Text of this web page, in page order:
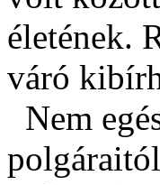
életének.
váró
Nem